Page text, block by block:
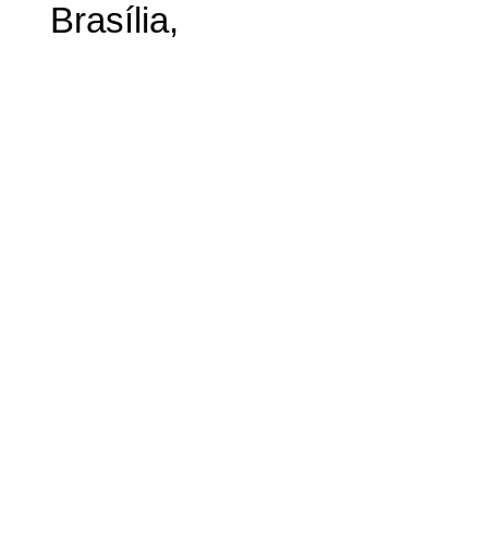
Brasília,